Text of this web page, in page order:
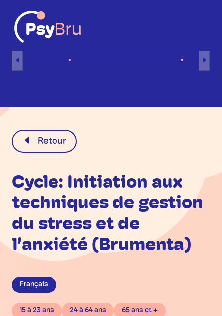
Retour
Cycle: Initiation aux
techniques de gestion
du stress et de
l’anxiété (Brumenta)
Français
15 à 23 ans 24 à 64 ans 65 ans et +